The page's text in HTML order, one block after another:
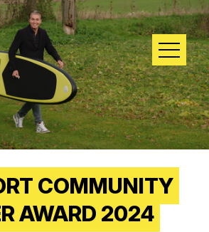
COMMUNITY
AWARD 2024